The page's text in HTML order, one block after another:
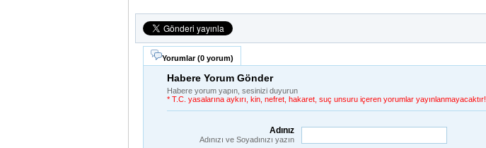
Yorumlar (0 yorum)
Habere Yorum Gönder
Habere yorum yapın, sesinizi duyurun
* T.C. yasalarına aykırı, kin, nefret, hakaret, suç unsuru içeren yorumlar yayınlanmayacaktır!
Adınız
Adınızı ve Soyadınızı yazın